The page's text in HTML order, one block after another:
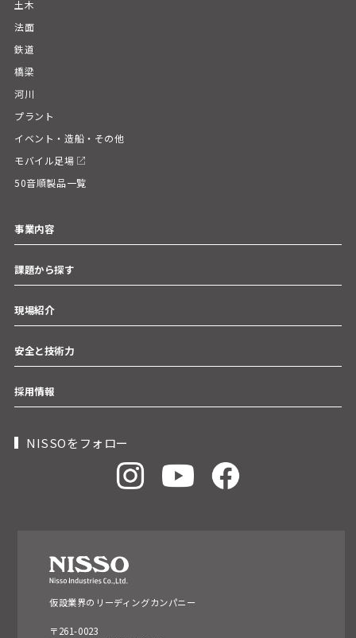
土木
法面
鉄道
橋梁
河川
プラント
イベント・造船・その他
モバイル足場
50音順製品一覧
事業内容
課題から探す
現場紹介
安全と技術力
採用情報
NISSOをフォロー
仮設業界のリーディングカンパニー
〒261-0023